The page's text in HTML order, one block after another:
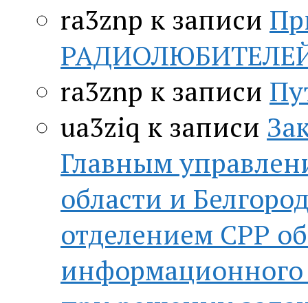
ra3znp к записи
РАДИОЛЮБИТЕЛЕЙ
ra3znp к записи
ua3ziq к записи
Главным
области и
отделением СРР
информационного